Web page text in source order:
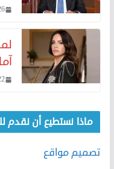
26
22
ماذا نستطيع أن نقدم
تصميم مواقع